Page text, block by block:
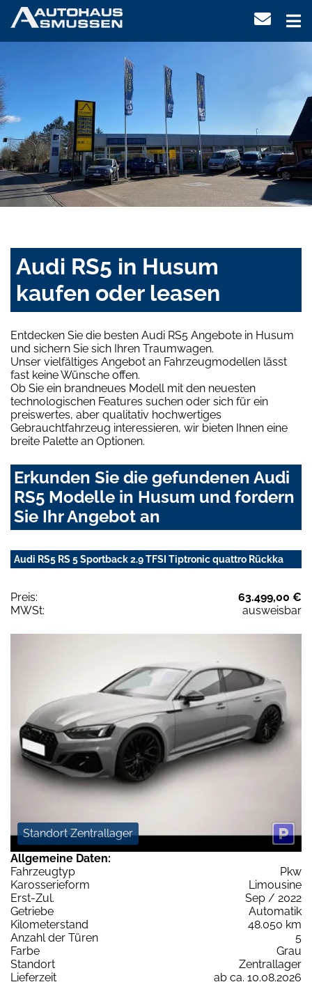
Audi RS5 in Husum
kaufen oder leasen
Entdecken Sie die besten Audi RS5 Angebote in Husum
und sichern Sie sich Ihren Traumwagen.
Unser vielfältiges Angebot an Fahrzeugmodellen lässt
fast keine Wünsche offen.
Ob Sie ein brandneues Modell mit den neuesten
technologischen Features suchen oder sich für ein
preiswertes, aber qualitativ hochwertiges
Gebrauchtfahrzeug interessieren, wir bieten Ihnen eine
breite Palette an Optionen.
Erkunden Sie die gefundenen Audi
RS5 Modelle in Husum und fordern
Sie Ihr Angebot an
Audi RS5 RS 5 Sportback 2.9 TFSI Tiptronic quattro Rückka
Preis:
63.499,00 €
MWSt:
ausweisbar
Standort Zentrallager
Allgemeine Daten:
Fahrzeugtyp
Pkw
Karosserieform
Limousine
Erst-Zul.
Sep / 2022
Getriebe
Automatik
Kilometerstand
48.050 km
Anzahl der Türen
5
Farbe
Grau
Standort
Zentrallager
Lieferzeit
ab ca. 10.08.2026